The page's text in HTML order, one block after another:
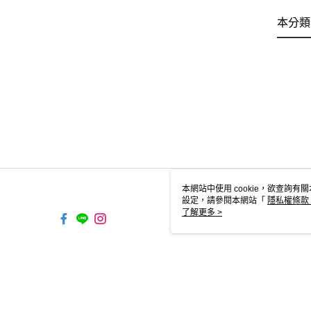
本分
本網站中使用 cookie，欲查詢有
設定，請參閱本網站「 隱私權條款
使用 cookie。
了解更多 >